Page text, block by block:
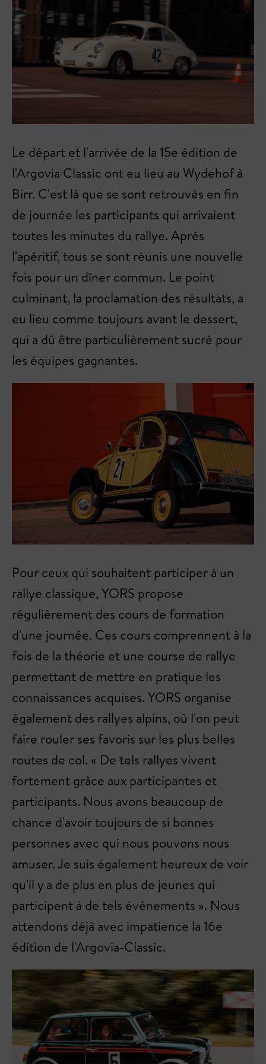
Le départ et l'arrivée de la 15e édition de
l'Argovia Classic ont eu lieu au Wydehof à
Birr. C'est là que se sont retrouvés en fin
de journée les participants qui arrivaient
toutes les minutes du rallye. Après
l'apéritif, tous se sont réunis une nouvelle
fois pour un dîner commun. Le point
culminant, la proclamation des résultats, a
eu lieu comme toujours avant le dessert,
qui a dû être particulièrement sucré pour
les équipes gagnantes.
Pour ceux qui souhaitent participer à un
rallye classique, YORS propose
régulièrement des cours de formation
d'une journée. Ces cours comprennent à la
fois de la théorie et une course de rallye
permettant de mettre en pratique les
connaissances acquises. YORS organise
également des rallyes alpins, où l'on peut
faire rouler ses favoris sur les plus belles
routes de col. « De tels rallyes vivent
fortement grâce aux participantes et
participants. Nous avons beaucoup de
chance d'avoir toujours de si bonnes
personnes avec qui nous pouvons nous
amuser. Je suis également heureux de voir
qu'il y a de plus en plus de jeunes qui
participent à de tels événements ». Nous
attendons déjà avec impatience la 16e
édition de l'Argovia-Classic.